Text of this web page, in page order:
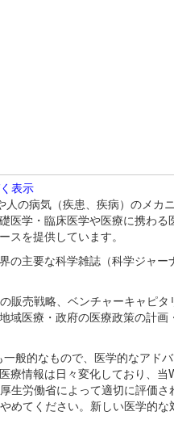
表示
の病気（疾患、疾病）のメカ
学・臨床医学や医療に携わる
を提供しています。
主要な科学雑誌（科学ジャ
売戦略、ベンチャーキャピタ
医療・政府の医療政策の計
般的なもので、医学的なアド
情報は日々変化しており、
生労働省によって適切に評価
てください。新しい医学的